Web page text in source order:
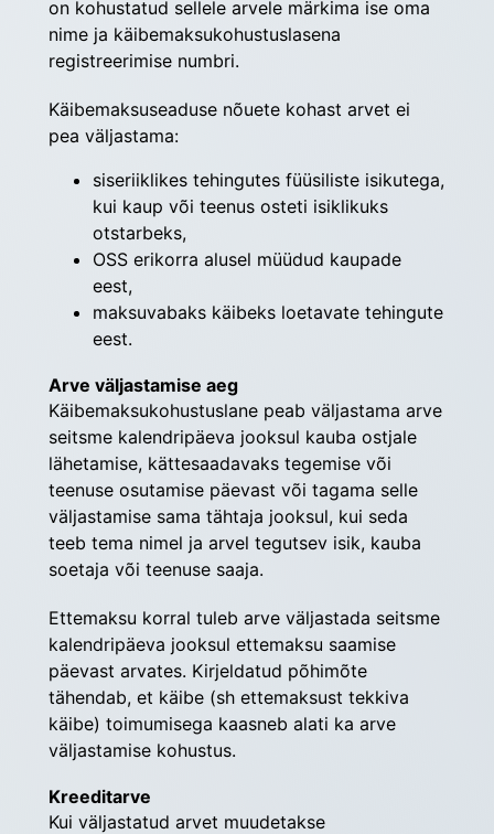
on kohustatud sellele arvele märkima ise oma
nime ja käibemaksukohustuslasena
registreerimise numbri.
Käibemaksuseaduse nõuete kohast arvet ei
pea väljastama:
siseriiklikes tehingutes füüsiliste isikutega,
kui kaup või teenus osteti isiklikuks
otstarbeks,
OSS erikorra alusel müüdud kaupade
eest,
maksuvabaks käibeks loetavate tehingute
eest.
Arve väljastamise aeg
Käibemaksukohustuslane peab väljastama arve
seitsme kalendripäeva jooksul kauba ostjale
lähetamise, kätte­saadavaks tegemise või
teenuse osutamise päevast või tagama selle
väljastamise sama tähtaja jooksul, kui seda
teeb tema nimel ja arvel tegutsev isik, kauba
soetaja või teenuse saaja.
Ettemaksu korral tuleb arve väljastada seitsme
kalendri­päeva jooksul ettemaksu saamise
päevast arvates. Kirjeldatud põhimõte
tähendab, et käibe (sh ettemaksust tekkiva
käibe) toimumisega kaasneb alati ka arve
väljastamise kohustus.
Kreeditarve
Kui väljastatud arvet muudetakse